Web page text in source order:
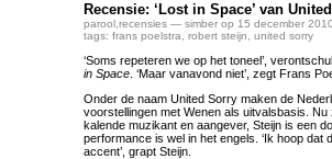
Recensie: ‘Lost in Space’ van
parool recensies — simber op 15 december
tags: frans poelstra robert steijn united sorry
‘Soms repeteren we op het toneel’,
in Space . ‘Maar vanavond niet’, zegt Frans
Onder de naam United Sorry maken de
voorstellingen met Wenen als uitvalsbasis.
kalende muzikant en aangever, Steijn is een
performance is wel in het engels. ‘Ik hoop
accent’, grapt Steijn.